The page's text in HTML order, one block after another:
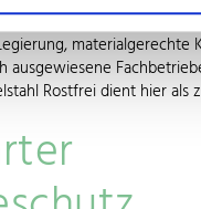
hierbei die auf die
materialgerechte
ausgewiesene
Rostfrei dient hier als